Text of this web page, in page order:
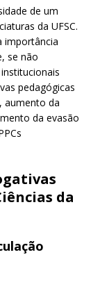
de um
da UFSC.
importância
se não
pedagógicas
aumento da
da evasão
da